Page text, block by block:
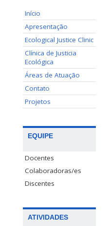
Início
Apresentação
Ecological Justice Clinic
Clínica de Justicia
Ecológica
Áreas de Atuação
Contato
Projetos
EQUIPE
Docentes
Colaboradoras/es
Discentes
ATIVIDADES